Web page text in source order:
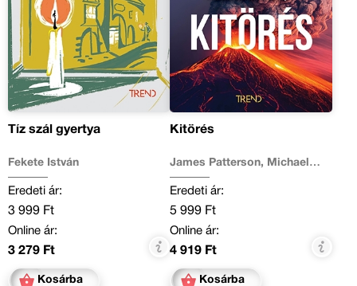
Tíz szál gyertya
Fekete István
Eredeti ár:
3 999 Ft
Online ár:
3 279 Ft
Kosárba
Kitörés
James Patterson, Michael
Eredeti ár:
5 999 Ft
Online ár:
4 919 Ft
Kosárba